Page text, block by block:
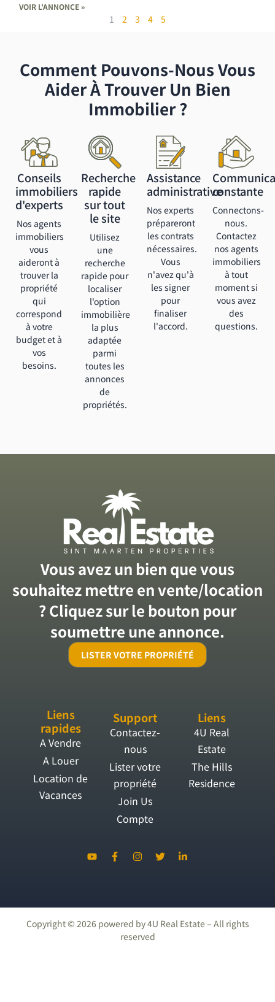
VOIR L'ANNONCE »
1 2 3 4 5
Comment Pouvons-Nous Vous
Aider À Trouver Un Bien
Immobilier ?
Conseils
immobiliers
d'experts
Nos agents
immobiliers
vous
aideront à
trouver la
propriété
qui
correspond
à votre
budget et à
vos
besoins.
Recherche
rapide
sur tout
le site
Utilisez
une
recherche
rapide pour
localiser
l'option
immobilière
la plus
adaptée
parmi
toutes les
annonces
de
propriétés.
Assistance
administrative
Nos experts
prépareront
les contrats
nécessaires.
Vous
n'avez qu'à
les signer
pour
finaliser
l'accord.
constante
Connectons-
nous.
Contactez
nos agents
immobiliers
à tout
moment si
vous avez
des
questions.
Vous avez un bien que vous
souhaitez mettre en vente/location
? Cliquez sur le bouton pour
soumettre une annonce.
LISTER VOTRE PROPRIÉTÉ
Liens
rapides
A Vendre
A Louer
Location de
Vacances
Support
Contactez-
nous
Lister votre
propriété
Join Us
Compte
Liens
4U Real
Estate
The Hills
Residence
Copyright © 2026 powered by 4U Real Estate – All rights
reserved